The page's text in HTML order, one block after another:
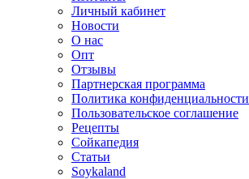
Личный кабинет
Новости
О нас
Опт
Отзывы
Партнерская программа
Политика конфиденциальности
Пользовательское соглашение
Рецепты
Сойкапедия
Статьи
Soykaland